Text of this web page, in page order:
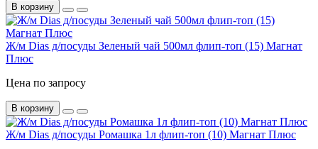
В корзину
Ж/м Dias д/посуды Зеленый чай 500мл флип-топ (15) Магнат
Плюс
Цена по запросу
В корзину
Ж/м Dias д/посуды Ромашка 1л флип-топ (10) Магнат Плюс